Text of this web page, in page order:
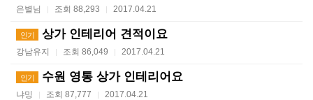
은별님 | 조회 88,293 | 2017.04.21
인기 상가 인테리어 견적이요
강남유지 | 조회 86,049 | 2017.04.21
인기 수원 영통 상가 인테리어요
냐밍 | 조회 87,777 | 2017.04.21